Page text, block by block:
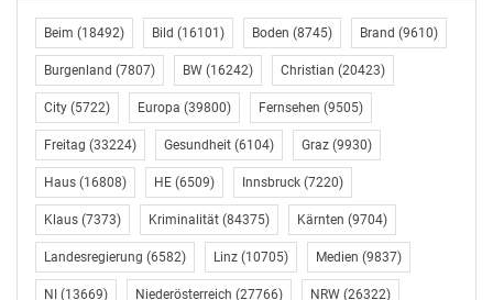
hierzulande nicht
nur Ökoparteien auf die Barrikaden steigen. Auch die
Landes- und die
Innsbrucker Stadtregierung signalisieren alles andere
als Zustimmung
zu der Idee, die letztlich lediglich für mehr
Verkehrsfluss sorgen
soll. Mittlerweile scheint auch das dem Ansinnen der
Asfinag
grundsätzlich aufgeschlossen gegenüberstehende
Verkehrsministerium
Beim (18492) Bild (16101) Boden (8745) Brand (9610)
Burgenland (7807) BW (16242) Christian (20423)
City (5722) Europa (39800) Fernsehen (9505)
Freitag (33224) Gesundheit (6104) Graz (9930)
Haus (16808) HE (6509) Innsbruck (7220)
Klaus (7373) Kriminalität (84375) Kärnten (9704)
Landesregierung (6582) Linz (10705) Medien (9837)
NI (13669) Niederösterreich (27766) NRW (26322)